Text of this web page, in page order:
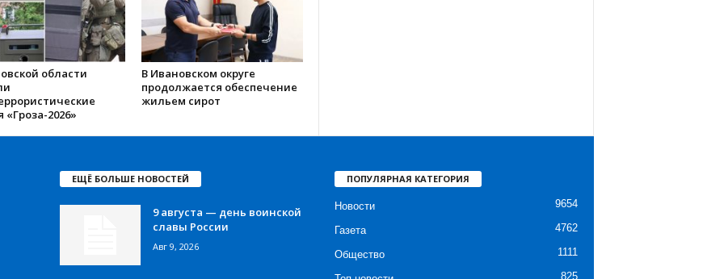
области
«Гроза-2026»
В Ивановском округе
продолжается обеспечение
жильем сирот
ЕЩЁ БОЛЬШЕ НОВОСТЕЙ
9 августа — день воинской
славы России
Авг 9, 2026
ПОПУЛЯРНАЯ КАТЕГОРИЯ
Новости 9654
Газета 4762
Общество 1111
825